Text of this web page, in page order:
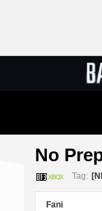
No
Tag:
Fani